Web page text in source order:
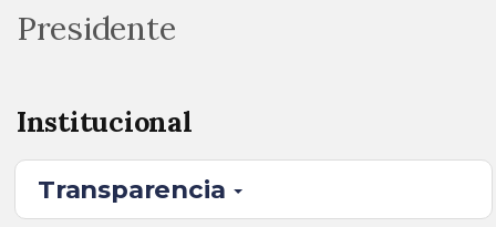
Presidente
Institucional
Transparencia